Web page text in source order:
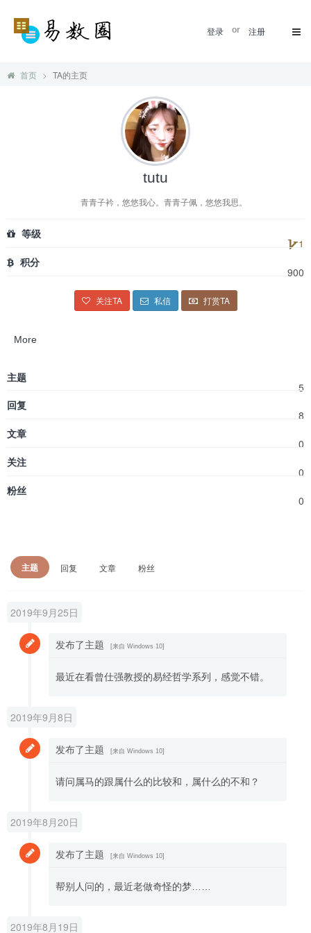
登录 or 注册
首页 TA的主页
tutu
青青子衿，悠悠我心。青青子佩，悠悠我思。
等级
1
积分
900
关注TA 私信 打赏TA
More
主题
5
回复
8
文章
0
关注
0
粉丝
0
主题 回复 文章 粉丝
2019年9月25日
发布了主题 [来自 Windows 10]
最近在看曾仕强教授的易经哲学系列，感觉不错。
2019年9月8日
发布了主题 [来自 Windows 10]
请问属马的跟属什么的比较和，属什么的不和？
2019年8月20日
发布了主题 [来自 Windows 10]
帮别人问的，最近老做奇怪的梦……
2019年8月19日